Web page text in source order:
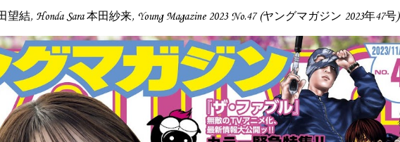
望結, Honda Sara 本田紗来, Young Magazine 2023 No.47 (ヤングマガジン 2023年47号)